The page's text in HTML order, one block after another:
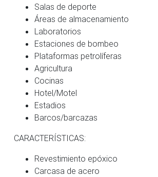
Salas de deporte
Áreas de almacenamiento
Laboratorios
Estaciones de bombeo
Plataformas petrolíferas
Agricultura
Cocinas
Hotel/Motel
Estadios
Barcos/barcazas
CARACTERÍSTICAS:
Revestimiento epóxico
Carcasa de acero